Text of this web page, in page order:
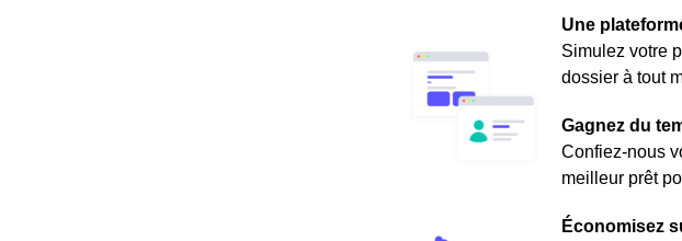
Une
Simulez votre
dossier à tout
Gagnez du
Confiez-nous
meilleur prêt
Économisez